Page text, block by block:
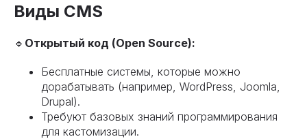
Виды CMS
🔹 Открытый код (Open Source):
Бесплатные системы, которые можно
дорабатывать (например, WordPress, Joomla,
Drupal).
Требуют базовых знаний программирования
для кастомизации.